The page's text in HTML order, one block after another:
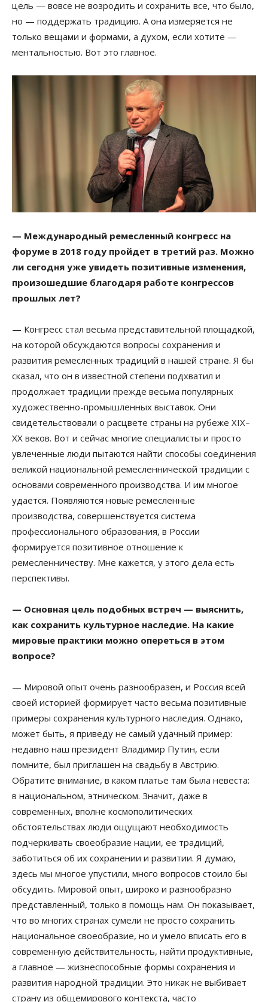
цель — вовсе не возродить и сохранить все, что было,
но — поддержать традицию. А она измеряется не
только вещами и формами, а духом, если хотите —
ментальностью. Вот это главное.
— Международный ремесленный конгресс на
форуме в 2018 году пройдет в третий раз. Можно
ли сегодня уже увидеть позитивные изменения,
произошедшие благодаря работе конгрессов
прошлых лет?
— Конгресс стал весьма представительной площадкой,
на которой обсуждаются вопросы сохранения и
развития ремесленных традиций в нашей стране. Я бы
сказал, что он в известной степени подхватил и
продолжает традиции прежде весьма популярных
художественно-промышленных выставок. Они
свидетельствовали о расцвете страны на рубеже XIX–
XX веков. Вот и сейчас многие специалисты и просто
увлеченные люди пытаются найти способы соединения
великой национальной ремесленнической традиции с
основами современного производства. И им многое
удается. Появляются новые ремесленные
производства, совершенствуется система
профессионального образования, в России
формируется позитивное отношение к
ремесленничеству. Мне кажется, у этого дела есть
перспективы.
— Основная цель подобных встреч — выяснить,
как сохранить культурное наследие. На какие
мировые практики можно опереться в этом
вопросе?
— Мировой опыт очень разнообразен, и Россия всей
своей историей формирует часто весьма позитивные
примеры сохранения культурного наследия. Однако,
может быть, я приведу не самый удачный пример:
недавно наш президент Владимир Путин, если
помните, был приглашен на свадьбу в Австрию.
Обратите внимание, в каком платье там была невеста:
в национальном, этническом. Значит, даже в
современных, вполне космополитических
обстоятельствах люди ощущают необходимость
подчеркивать своеобразие нации, ее традиций,
заботиться об их сохранении и развитии. Я думаю,
здесь мы многое упустили, много вопросов стоило бы
обсудить. Мировой опыт, широко и разнообразно
представленный, только в помощь нам. Он показывает,
что во многих странах сумели не просто сохранить
национальное своеобразие, но и умело вписать его в
современную действительность, найти продуктивные,
а главное — жизнеспособные формы сохранения и
развития народной традиции. Это никак не выбивает
страну из общемирового контекста, часто